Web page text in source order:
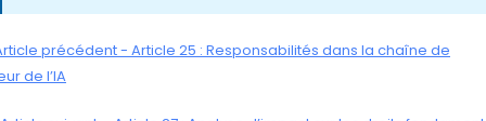
précédent - Article 25 : Responsabilités dans la chaîne de
de l’IA